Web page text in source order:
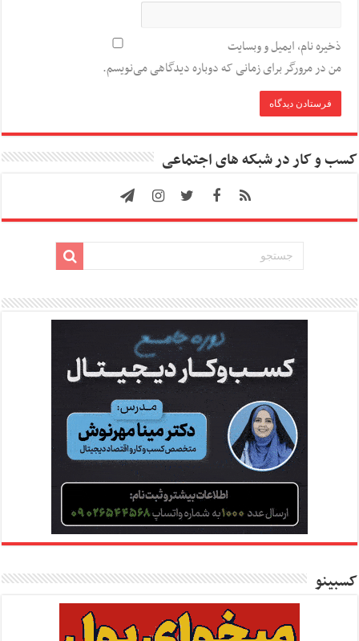
ذخیره نام، ایمیل و وبسایت
من در مرورگر برای زمانی که دوباره دیدگاهی می‌نویسم.
کسب و کار در شبکه های اجتماعی
کسبینو